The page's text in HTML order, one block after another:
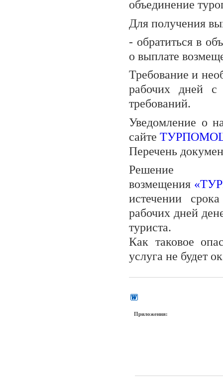
объединение
Для получения
- обратиться в
о выплате
Требование и
рабочих дней с
требований.
Уведомление о
сайте
Перечень
возмещения
истечении
рабочих дней
туриста.
Как таковое
услуга не будет
Приложения: